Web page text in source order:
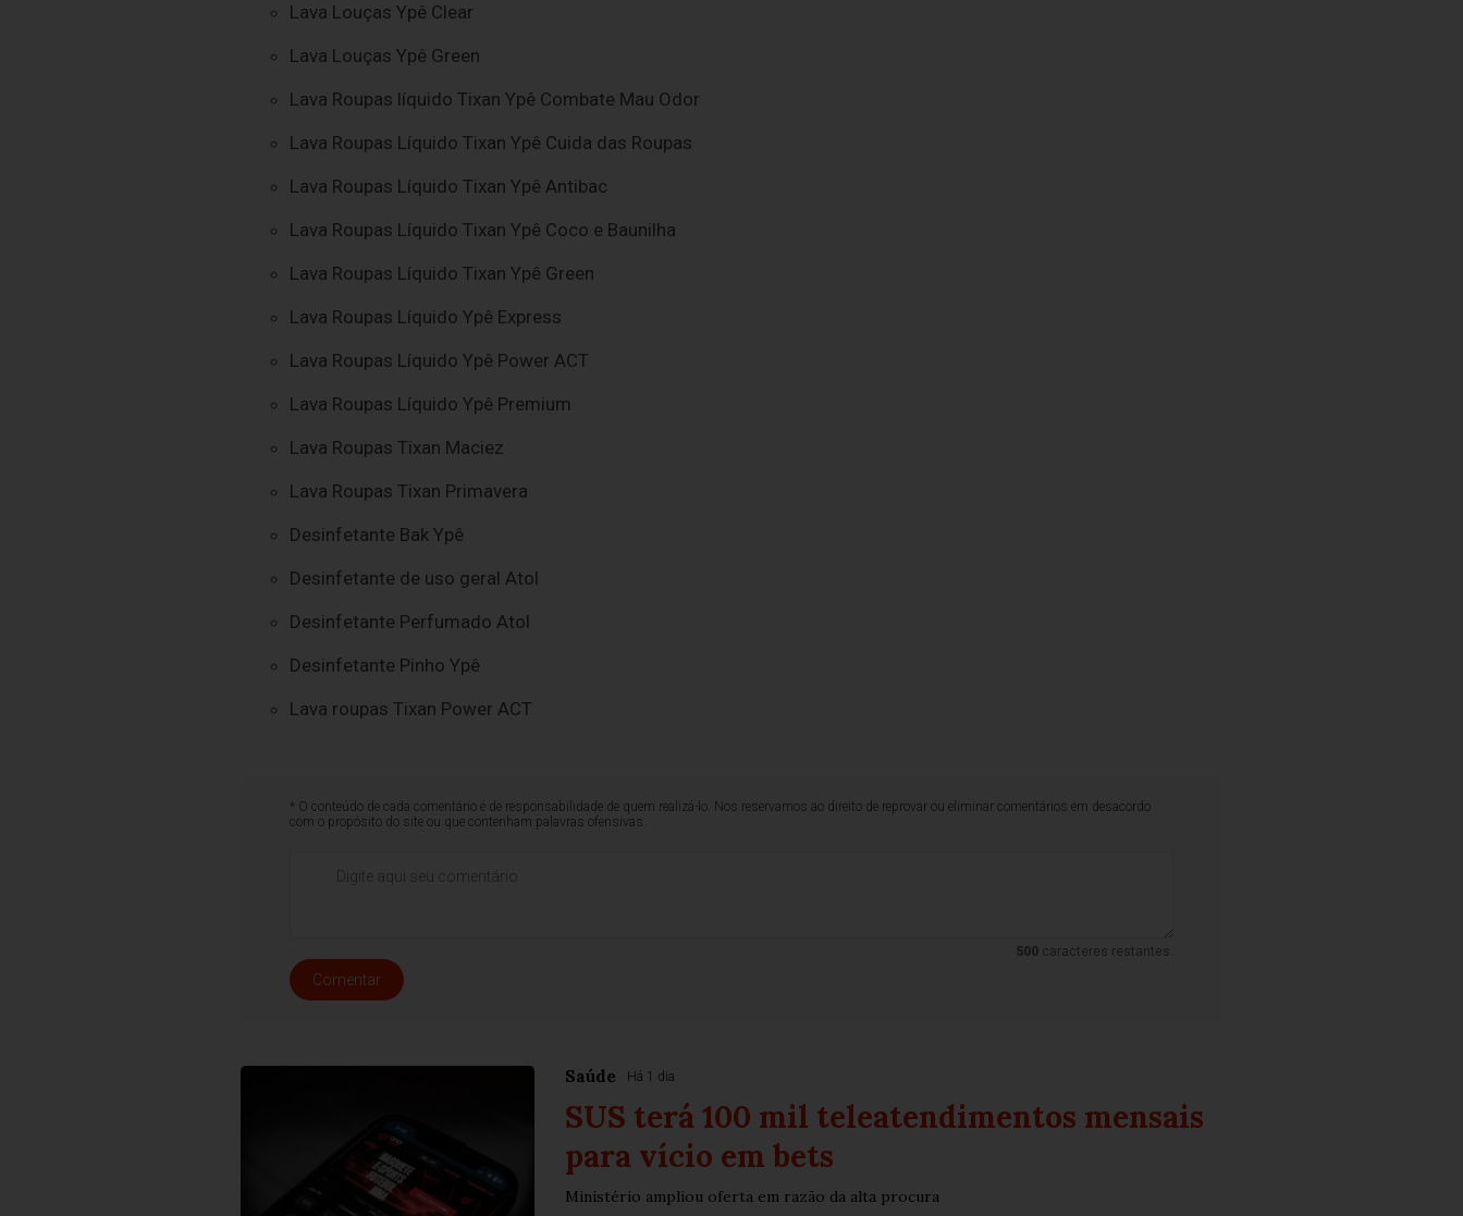
Lava Louças Ypê Clear
Lava Louças Ypê Green
Lava Roupas líquido Tixan Ypê Combate Mau Odor
Lava Roupas Líquido Tixan Ypê Cuida das Roupas
Lava Roupas Líquido Tixan Ypê Antibac
Lava Roupas Líquido Tixan Ypê Coco e Baunilha
Lava Roupas Líquido Tixan Ypê Green
Lava Roupas Líquido Ypê Express
Lava Roupas Líquido Ypê Power ACT
Lava Roupas Líquido Ypê Premium
Lava Roupas Tixan Maciez
Lava Roupas Tixan Primavera
Desinfetante Bak Ypê
Desinfetante de uso geral Atol
Desinfetante Perfumado Atol
Desinfetante Pinho Ypê
Lava roupas Tixan Power ACT
* O conteúdo de cada comentário é de responsabilidade de quem realizá-lo. Nos reservamos ao direito de reprovar ou eliminar comentários em desacordo
com o propósito do site ou que contenham palavras ofensivas.
500 caracteres restantes.
Comentar
Saúde Há 1 dia
SUS terá 100 mil teleatendimentos mensais
para vício em bets
Ministério ampliou oferta em razão da alta procura